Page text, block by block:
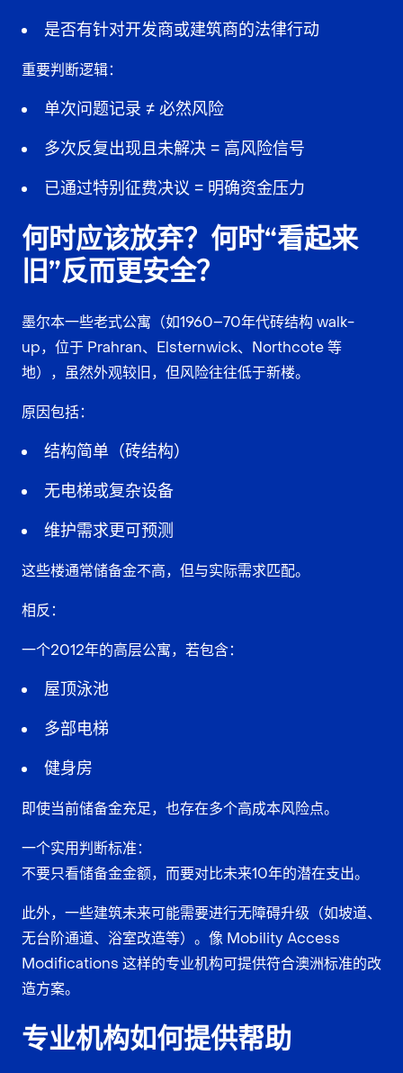
是否有针对开发商或建筑商的法律行动
重要判断逻辑：
单次问题记录 ≠ 必然风险
多次反复出现且未解决 = 高风险信号
已通过特别征费决议 = 明确资金压力
何时应该放弃？何时“看起来
旧”反而更安全？
墨尔本一些老式公寓（如1960–70年代砖结构 walk-
up，位于 Prahran、Elsternwick、Northcote 等
地），虽然外观较旧，但风险往往低于新楼。
原因包括：
结构简单（砖结构）
无电梯或复杂设备
维护需求更可预测
这些楼通常储备金不高，但与实际需求匹配。
相反：
一个2012年的高层公寓，若包含：
屋顶泳池
多部电梯
健身房
即使当前储备金充足，也存在多个高成本风险点。
一个实用判断标准：
不要只看储备金金额，而要对比未来10年的潜在支出。
此外，一些建筑未来可能需要进行无障碍升级（如坡道、
无台阶通道、浴室改造等）。像 Mobility Access
Modifications 这样的专业机构可提供符合澳洲标准的改
造方案。
专业机构如何提供帮助